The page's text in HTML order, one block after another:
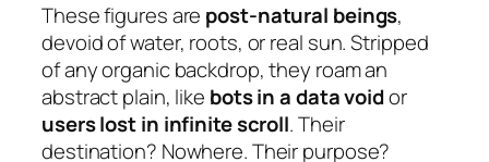
These figures are post-natural beings,
devoid of water, roots, or real sun. Stripped
of any organic backdrop, they roam an
abstract plain, like bots in a data voidor
users lost in infinite scroll. Their
destination? Nowhere. Their purpose?